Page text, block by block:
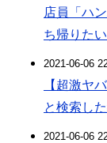
店員「ハ
ち帰りた
2021-06-06
【超激ヤ
と検索し
2021-06-06